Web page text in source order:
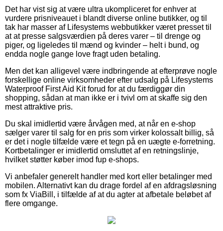
Det har vist sig at være ultra ukompliceret for enhver at
vurdere prisniveauet i blandt diverse online butikker, og til
tak har masser af Lifesystems webbutikker været presset til
at at presse salgsværdien på deres varer – til drenge og
piger, og ligeledes til mænd og kvinder – helt i bund, og
endda nogle gange love fragt uden betaling.
Men det kan alligevel være indbringende at efterprøve nogle
forskellige online virksomheder efter udsalg på Lifesystems
Waterproof First Aid Kit forud for at du færdiggør din
shopping, sådan at man ikke er i tvivl om at skaffe sig den
mest attraktive pris.
Du skal imidlertid være årvågen med, at når en e-shop
sælger varer til salg for en pris som virker kolossalt billig, så
er det i nogle tilfælde være et tegn på en uægte e-forretning.
Kortbetalinger er imidlertid omsluttet af en retningslinje,
hvilket støtter køber imod fup e-shops.
Vi anbefaler generelt handler med kort eller betalinger med
mobilen. Alternativt kan du drage fordel af en afdragsløsning
som fx ViaBill, i tilfælde af at du agter at afbetale beløbet af
flere omgange.